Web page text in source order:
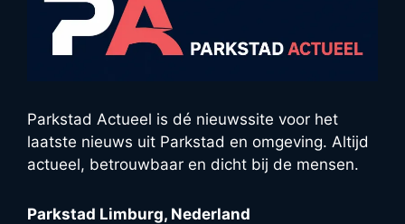
Parkstad Actueel is dé nieuwssite voor het
laatste nieuws uit Parkstad en omgeving. Altijd
actueel, betrouwbaar en dicht bij de mensen.
Parkstad Limburg, Nederland